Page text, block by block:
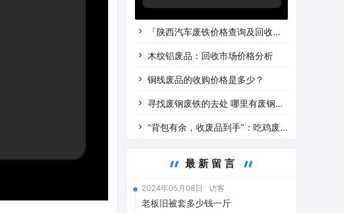
「陕西汽车废铁价格查询及回收渠
道分析」 陕西车辆废铁价是什么
木纹铝废品：回收市场价格分析
铜线废品的收购价格是多少？
寻找废钢废铁的去处 哪里有废钢废
铁 “背包有余，收废品到手”：吃鸡废
最新留言
2024年05月08日 访客
老板旧被套多少钱一斤